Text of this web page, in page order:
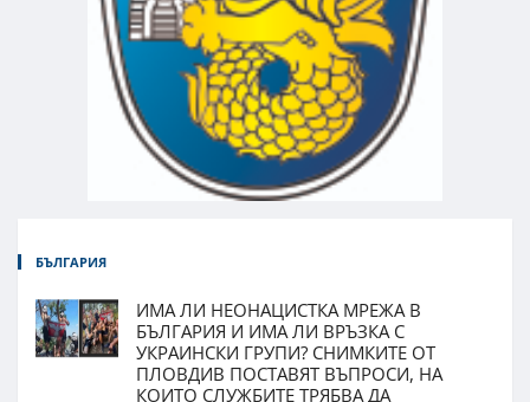
БЪЛГАРИЯ
ИМА ЛИ НЕОНАЦИСТКА МРЕЖА В
БЪЛГАРИЯ И ИМА ЛИ ВРЪЗКА С
УКРАИНСКИ ГРУПИ? СНИМКИТЕ ОТ
ПЛОВДИВ ПОСТАВЯТ ВЪПРОСИ, НА
КОИТО СЛУЖБИТЕ ТРЯБВА ДА